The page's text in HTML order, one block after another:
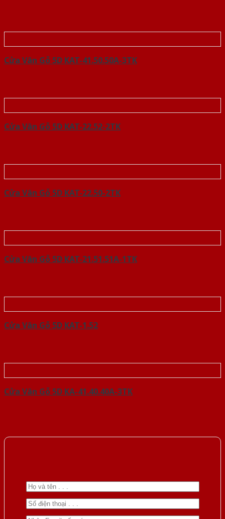
Cửa Vân Gỗ 5D KAT-41.50.50A-3TK
Cửa Vân Gỗ 5D KAT-22.52-2TK
Cửa Vân Gỗ 5D KAT-22.50-2TK
Cửa Vân Gỗ 5D KAT-21.51.51A-1TK
Cửa Vân Gỗ 5D KAT-1.52
Cửa Vân Gỗ 5D KA-41.40.40A-3TK